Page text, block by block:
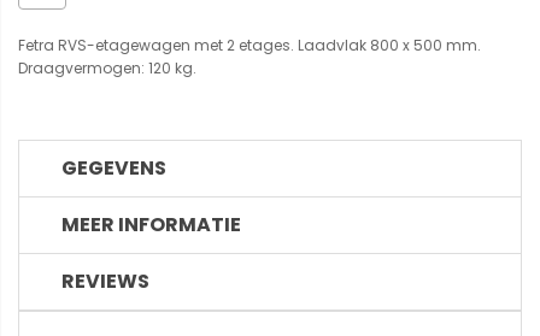
Fetra RVS-etagewagen met 2 etages. Laadvlak 800 x 500 mm.
Draagvermogen: 120 kg.
GEGEVENS
MEER INFORMATIE
REVIEWS